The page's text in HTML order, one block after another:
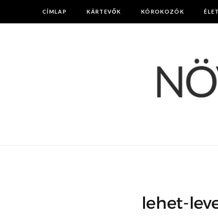
CÍMLAP KÁRTEVŐK KÓROKOZÓK
lehet-